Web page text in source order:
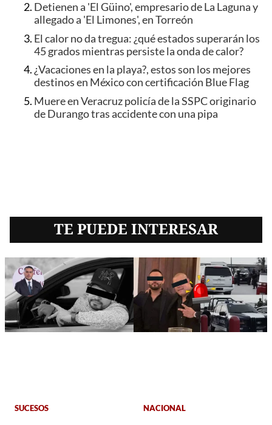
Detienen a 'El Güino', empresario de La Laguna y
allegado a 'El Limones', en Torreón
El calor no da tregua: ¿qué estados superarán los
45 grados mientras persiste la onda de calor?
¿Vacaciones en la playa?, estos son los mejores
destinos en México con certificación Blue Flag
Muere en Veracruz policía de la SSPC originario
de Durango tras accidente con una pipa
TE PUEDE INTERESAR
SUCESOS NACIONAL